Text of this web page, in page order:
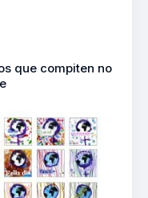
que compiten no